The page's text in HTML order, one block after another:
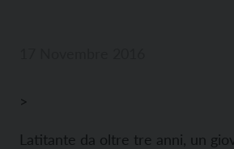
>
Latitante da oltre tre anni, un